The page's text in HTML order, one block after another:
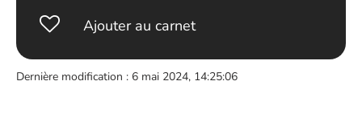
Ajouter au carnet
Dernière modification : 6 mai 2024, 14:25:06